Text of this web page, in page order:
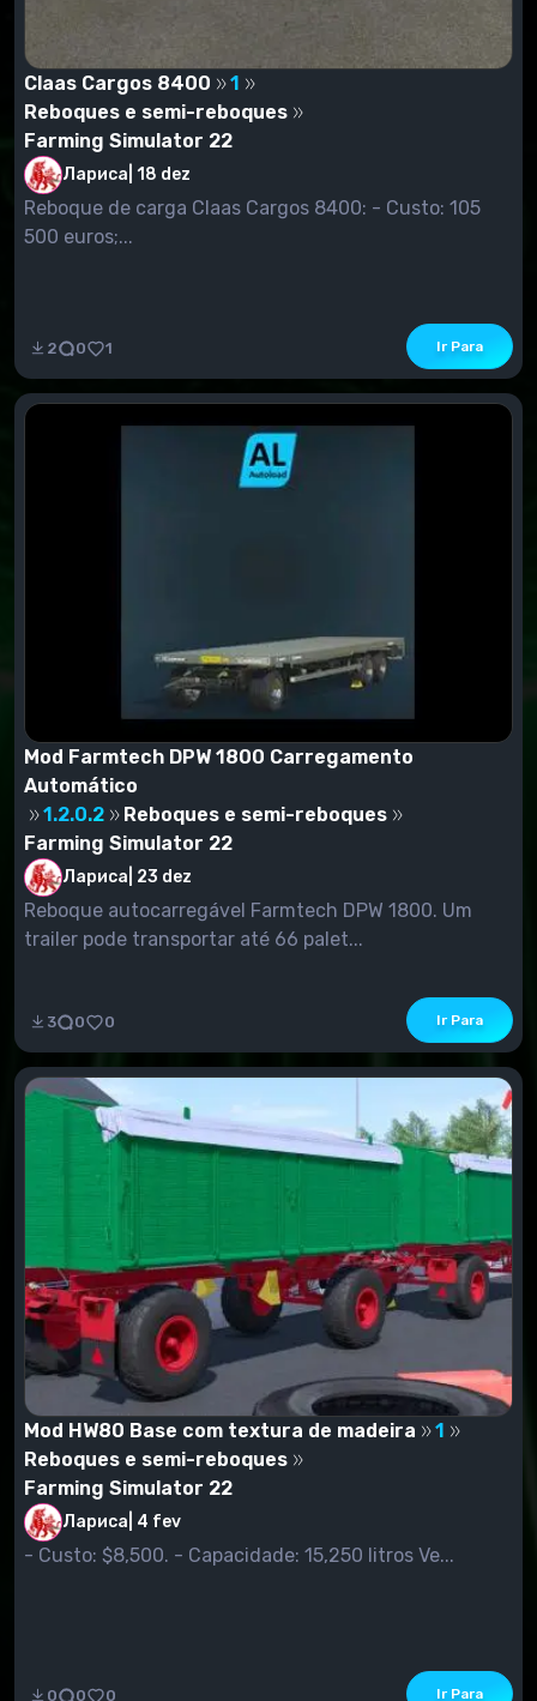
Claas Cargos 8400
1
Reboques e semi-reboques
Farming Simulator 22
Лариса 18 dez
Reboque de carga Claas Cargos 8400: - Custo: 105
500 euros;...
2 0 1 Ir Para
Mod Farmtech DPW 1800 Carregamento
Automático
1.2.0.2
Reboques e semi-reboques
Farming Simulator 22
Лариса 23 dez
Reboque autocarregável Farmtech DPW 1800. Um
trailer pode transportar até 66 palet...
3 0 0 Ir Para
Mod HW80 Base com textura de madeira
1
Reboques e semi-reboques
Farming Simulator 22
Лариса 4 fev
- Custo: $8,500. - Capacidade: 15,250 litros Ve...
0 0 0 Ir Para